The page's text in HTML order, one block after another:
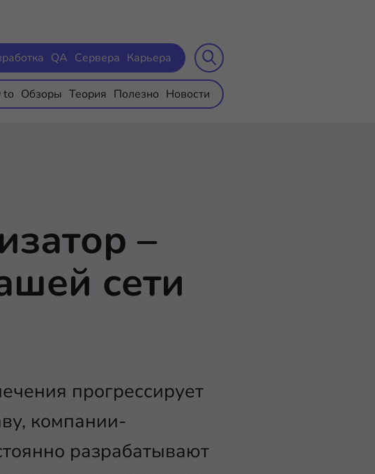
QA Сервера Карьера
to Обзоры Теория Полезно Новости
–
сети
прогрессирует
компании-
разрабатывают